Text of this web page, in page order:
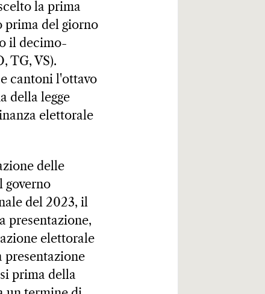
la prima
prima del giorno
il decimo-
TG, VS).
cantoni l'ottavo
della legge
elettorale
delle
governo
del 2023, il
presentazione,
elettorale
presentazione
prima della